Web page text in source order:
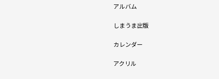
アルバム
しまうま出版
カレンダー
アクリル